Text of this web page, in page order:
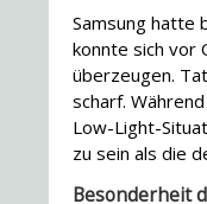
Samsung hatte
konnte sich vor
überzeugen.
scharf.
Low-Light-
zu sein als die
Besonderheit